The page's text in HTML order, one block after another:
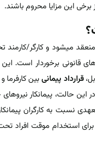
برخی این مزایا محروم باشند.
میشود و کارگر/کارمند
برخوردار است.
قرارداد پیمانیبین
این حالت، پیمانکار
نسبت به کارگران
استخدام موقت افراد